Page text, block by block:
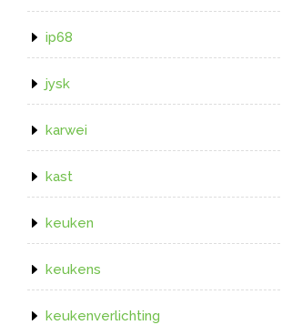
ip68
jysk
karwei
kast
keuken
keukens
keukenverlichting